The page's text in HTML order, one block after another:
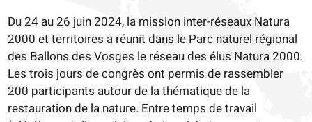
Du 24 au 26 juin 2024, la mission inter-réseaux Natura
2000 et territoires a réunit dans le Parc naturel régional
des Ballons des Vosges le réseau des élus Natura 2000.
Les trois jours de congrès ont permis de rassembler
200 participants autour de la thématique de la
restauration de la nature. Entre temps de travail